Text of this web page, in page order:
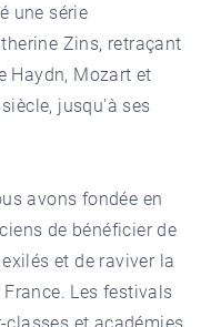
une série
Zins, retraçant
Haydn, Mozart et
jusqu'à ses
avons fondée en
de bénéficier de
et de raviver la
Les festivals
classes et académies